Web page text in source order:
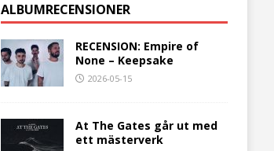
ALBUMRECENSIONER
RECENSION: Empire of
None – Keepsake
2026-05-15
At The Gates går ut med
ett mästerverk